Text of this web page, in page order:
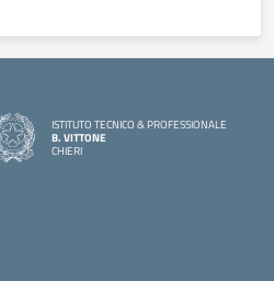
ISTITUTO TECNICO & PROFESSIONALE
B. VITTONE
CHIERI